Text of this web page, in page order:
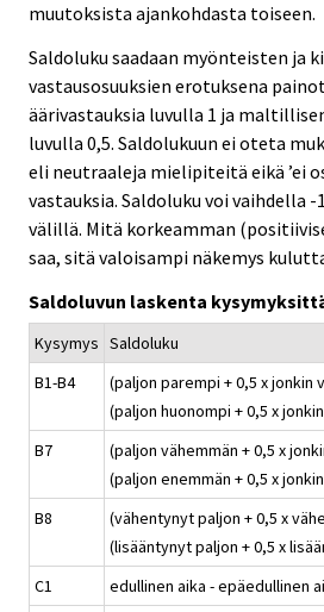
muutoksista ajankohdasta toiseen.
Saldoluku saadaan myönteisten ja
vastausosuuksien erotuksena
äärivastauksia luvulla 1 ja
luvulla 0,5. Saldolukuun ei oteta
eli neutraaleja mielipiteitä eikä ’ei
vastauksia. Saldoluku voi vaihdella -
välillä. Mitä korkeamman
saa, sitä valoisampi näkemys
Saldoluvun laskenta
Kysymys Saldoluku
B1-B4
(paljon parempi + 0,5 x jonkin
(paljon huonompi + 0,5 x
B7
(paljon vähemmän + 0,5 x
(paljon enemmän + 0,5 x
B8
(vähentynyt paljon + 0,5 x
(lisääntynyt paljon + 0,5 x
C1
edullinen aika - epäedullinen